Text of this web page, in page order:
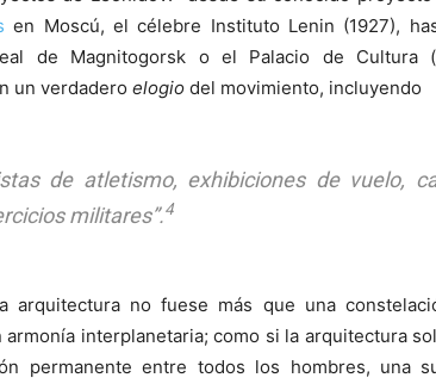
en Moscú, el célebre Instituto Lenin (1927),
de Magnitogorsk o el Palacio de Cultura
un verdadero elogio del movimiento, incluyendo
de atletismo, exhibiciones de vuelo,
militares”.4
arquitectura no fuese más que una
armonía interplanetaria; como si la arquitectura
permanente entre todos los hombres, una